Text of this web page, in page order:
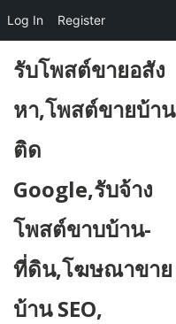
content
รับโพสต์ขายอสัง
หา,โพสต์ขายบ้าน
ติด
Google,รับจ้าง
โพสต์ขาบบ้าน-
ที่ดิน,โฆษณาขาย
บ้าน SEO,
Log In Register